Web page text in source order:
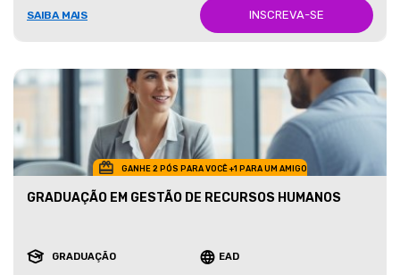
SAIBA MAIS INSCREVA-SE
GANHE 2 PÓS PARA VOCÊ +1 PARA UM AMIGO
GRADUAÇÃO EM GESTÃO DE RECURSOS HUMANOS
GRADUAÇÃO EAD